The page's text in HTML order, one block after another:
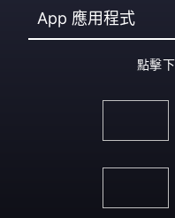
App 應用程式
點擊